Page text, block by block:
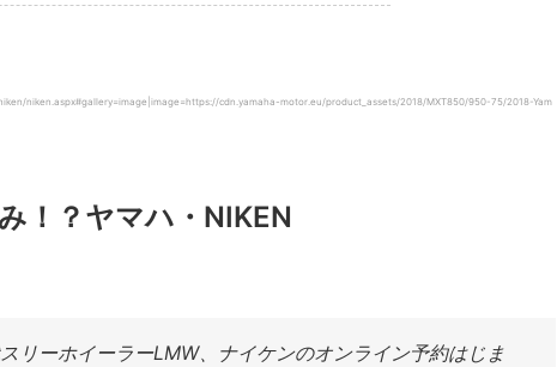
niken.aspx#gallery=image|image=https://cdn.yamaha-motor.eu/product_assets/2018/MXT850/950-75/2018-Yam
！？ヤマハ・NIKEN
リーホイーラーLMW、ナイケンのオンライン予約はじま